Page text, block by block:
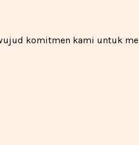
komitmen kami untuk